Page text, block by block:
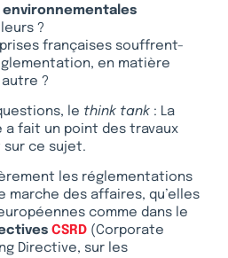
?
françaises souffrent-
en matière
?
le think tank : La
a fait un point des travaux
ce sujet.
les réglementations
marche des affaires, qu’elles
comme dans le
CSRD (Corporate
Directive, sur les